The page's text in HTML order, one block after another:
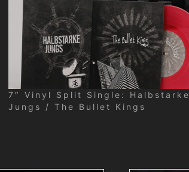
7″ Vinyl Split Single: Halbstarke
Jungs / The Bullet Kings